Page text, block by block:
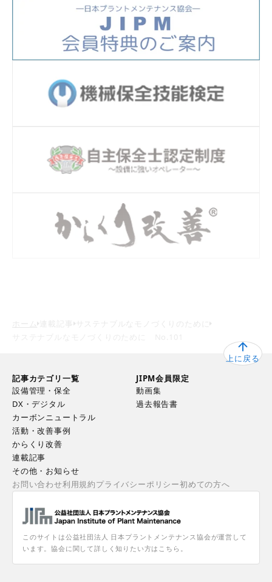
ホーム
サステナブルなモノづくりのために
上に戻る
このサイトは公益社団法人 日本プラントメンテナンス協会が運営して
います。協会に関して詳しく知りたい方はこちら。
記事カテゴリ一覧
設備管理・保全
DX・デジタル
カーボンニュートラル
活動・改善事例
からくり改善
連載記事
その他・お知らせ
JIPM会員限定
動画集
過去報告書
お問い合わせ利用規約プライバシーポリシー初めての方へ